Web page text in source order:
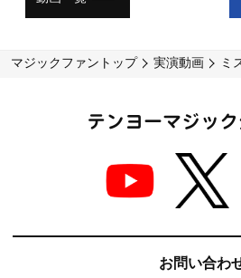
マジックファントップ 実演動画 ミ
テンヨーマジッ
お問い合わ